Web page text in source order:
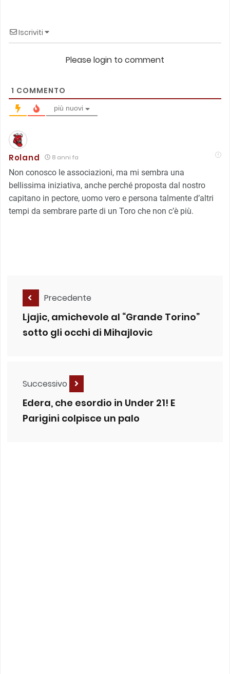
Iscriviti
Please login to comment
1 COMMENTO
più nuovi
Roland 8 anni fa
Non conosco le associazioni, ma mi sembra una
bellissima iniziativa, anche perché proposta dal nostro
capitano in pectore, uomo vero e persona talmente d’altri
tempi da sembrare parte di un Toro che non c’è più.
Precedente
Ljajic, amichevole al “Grande Torino”
sotto gli occhi di Mihajlovic
Successivo
Edera, che esordio in Under 21! E
Parigini colpisce un palo